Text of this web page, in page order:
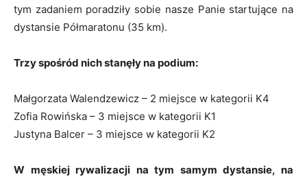
tym zadaniem poradziły sobie nasze Panie startujące na
dystansie Półmaratonu (35 km).
Trzy spośród nich stanęły na podium:
Małgorzata Walendzewicz – 2 miejsce w kategorii K4
Zofia Rowińska – 3 miejsce w kategorii K1
Justyna Balcer – 3 miejsce w kategorii K2
W męskiej rywalizacji na tym samym dystansie, na